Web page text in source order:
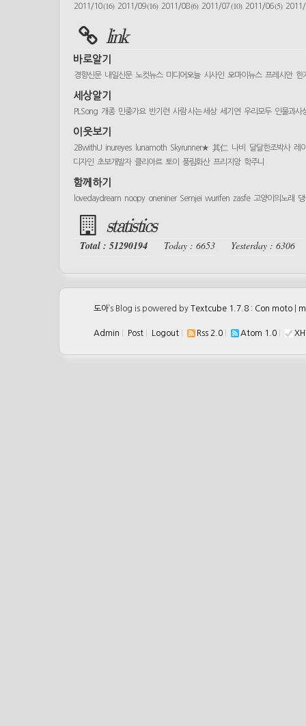
2011/10(16) 2011/09(16) 2011/08(6) 2011/07(10) 2011/06(5)
link
바로알기
경향신문 내일신문 노컷뉴스 미디어오늘 시사인 오마이뉴스 프레시안 한
세상알기
PLSong 개종 민중가요 반기련 사람 사는 세상 세기연 우리모두 인물과사
이웃보기
2BwithU inureyes lunamoth Skyrunner★ 其仁 나비 달달한조박사 레
디자인 초보개발자 클리아르 토이 풍림화산 프리지앙 학주니
함께하기
lovedaydream noopy oneniner Semjei wurifen zasfe 고양이의노래
statistics
Total : 51290194 Today : 6653 Yesterday : 6306
도아’s Blog is powered by Textcube 1.7.8 : Con moto
Admin Post Logout Rss 2.0 Atom 1.0